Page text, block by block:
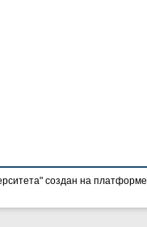
создан на платформе